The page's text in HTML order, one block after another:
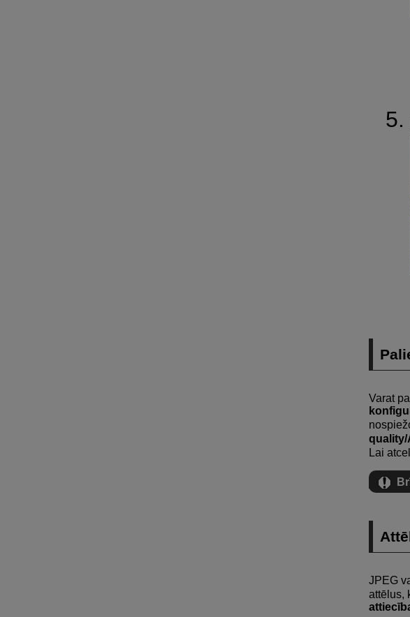
Varat
quality/
Lai
JPEG
attēlus,